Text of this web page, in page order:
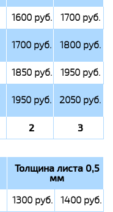
1600 руб.
1700 руб.
1700 руб. 1800 руб.
1850 руб.
1950 руб.
1950 руб. 2050 руб.
2 3
Толщина листа 0,5
мм
1300 руб.
1400 руб.